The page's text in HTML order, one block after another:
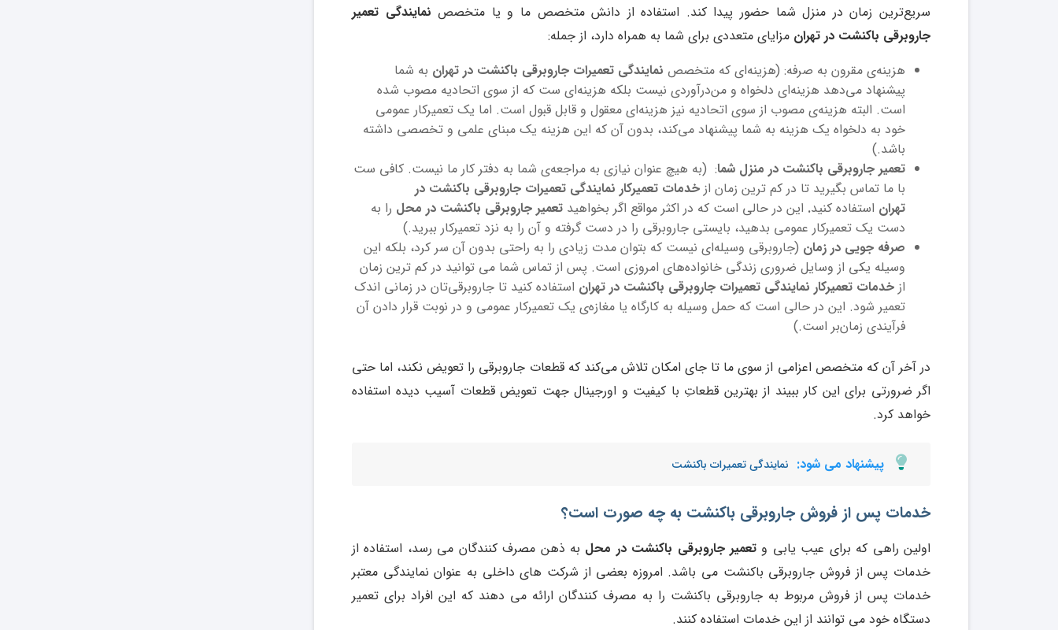
سریع‌ترین زمان در منزل شما حضور پیدا کند. استفاده از دانش متخصص ما و یا متخصص نمایندگی تعمیر
جاروبرقی باکنشت در تهران مزایای متعددی برای شما به همراه دارد، از جمله:
هزینه‌ی مقرون به صرفه: (هزینه‌ای که متخصص نمایندگی تعمیرات جاروبرقی باکنشت در تهران به شما
پیشنهاد می‌دهد هزینه‌ای دلخواه و من‌درآوردی نیست بلکه هزینه‌ای ست که از سوی اتحادیه مصوب شده
است. البته هزینه‌ی مصوب از سوی اتحادیه نیز هزینه‌ای معقول و قابل قبول است. اما یک تعمیرکار عمومی
خود به دلخواه یک هزینه به شما پیشنهاد می‌کند، بدون آن که این هزینه یک مبنای علمی و تخصصی داشته
باشد.)
تعمیر جاروبرقی باکنشت در منزل شما: (به هیچ عنوان نیازی به مراجعه‌ی شما به دفتر کار ما نیست. کافی ست
با ما تماس بگیرید تا در کم ترین زمان از خدمات تعمیرکار نمایندگی تعمیرات جاروبرقی باکنشت در
تهران استفاده کنید. این در حالی است که در اکثر مواقع اگر بخواهید تعمیر جاروبرقی باکنشت در محل را به
دست یک تعمیرکار عمومی بدهید، بایستی جاروبرقی را در دست گرفته و آن را به نزد تعمیرکار ببرید.)
صرفه جویی در زمان (جاروبرقی وسیله‌ای نیست که بتوان مدت زیادی را به راحتی بدون آن سر کرد، بلکه این
وسیله یکی از وسایل ضروری زندگی خانواده‌های امروزی است. پس از تماس شما می توانید در کم ترین زمان
از خدمات تعمیرکار نمایندگی تعمیرات جاروبرقی باکنشت در تهران استفاده کنید تا جاروبرقی‌تان در زمانی اندک
تعمیر شود. این در حالی است که حمل وسیله به کارگاه یا مغازه‌ی یک تعمیرکار عمومی و در نوبت قرار دادن آن
فرآیندی زمان‌بر است.)
در آخر آن که متخصص اعزامی از سوی ما تا جای امکان تلاش می‌کند که قطعات جاروبرقی را تعویض نکند، اما حتی
اگر ضرورتی برای این کار ببیند از بهترین قطعاتِ با کیفیت و اورجینال جهت تعویض قطعات آسیب دیده استفاده
خواهد کرد.
پیشنهاد می شود: نمایندگی تعمیرات باکنشت
خدمات پس از فروش جاروبرقی باکنشت به چه صورت است؟
اولین راهی که برای عیب یابی و تعمیر جاروبرقی باکنشت در محل به ذهن مصرف کنندگان می رسد، استفاده از
خدمات پس از فروش جاروبرقی باکنشت می باشد. امروزه بعضی از شرکت های داخلی به عنوان نمایندگی معتبر
خدمات پس از فروش مربوط به جاروبرقی باکنشت را به مصرف کنندگان ارائه می دهند که این افراد برای تعمیر
دستگاه خود می توانند از این خدمات استفاده کنند.